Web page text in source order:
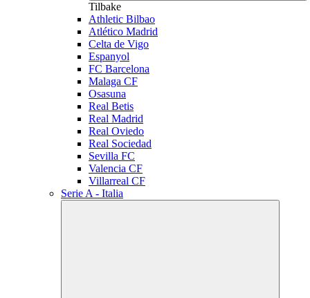
Tilbake
Athletic Bilbao
Atlético Madrid
Celta de Vigo
Espanyol
FC Barcelona
Malaga CF
Osasuna
Real Betis
Real Madrid
Real Oviedo
Real Sociedad
Sevilla FC
Valencia CF
Villarreal CF
Serie A - Italia